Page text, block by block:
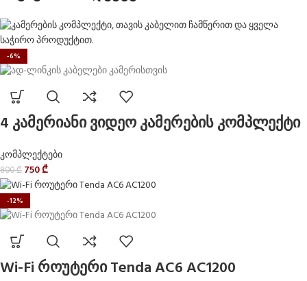
-6%
4 კამერიანი ვიდეო კამერების კომპლექტი
კომპლექტები
800₾ 750₾
-12%
Wi-Fi როუტერი Tenda AC6 AC1200